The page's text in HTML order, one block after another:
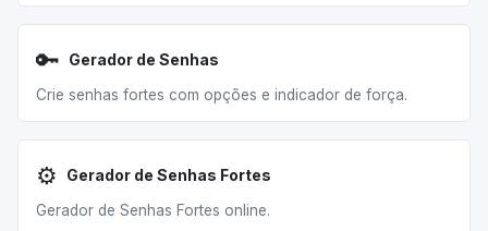
🔑 Gerador de Senhas
Crie senhas fortes com opções e indicador de força.
⚙️ Gerador de Senhas Fortes
Gerador de Senhas Fortes online.